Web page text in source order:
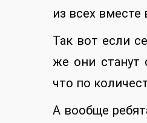
из всех
Так вот если
же они станут
что по
А вообще